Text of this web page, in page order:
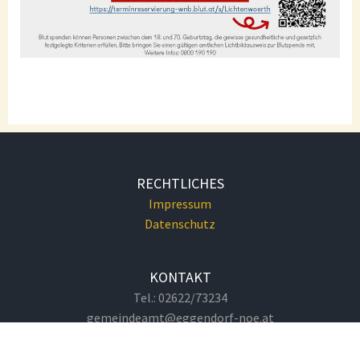
RECHTLICHES
Impressum
Datenschutz
KONTAKT
Tel.: 02622/73234
gemeindeamt@eggendorf-noe.at